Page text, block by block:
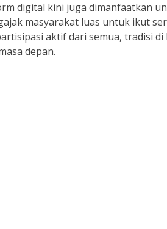
digital kini juga dimanfaatkan
masyarakat luas untuk ikut
aktif dari semua, tradisi
depan.